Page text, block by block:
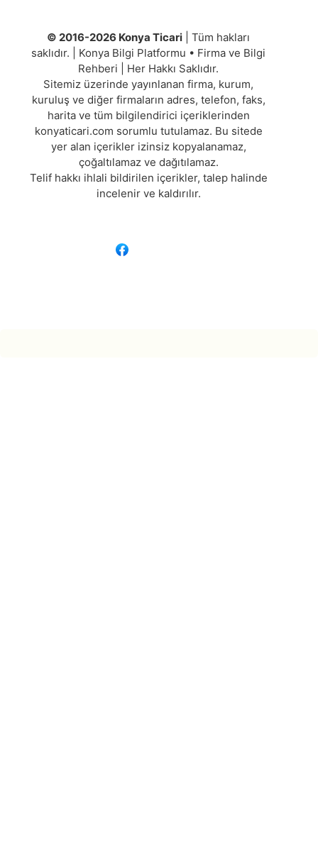
© 2016-2026 Konya Ticari | Tüm hakları
saklıdır. | Konya Bilgi Platformu • Firma ve Bilgi
Rehberi | Her Hakkı Saklıdır.
Sitemiz üzerinde yayınlanan firma, kurum,
kuruluş ve diğer firmaların adres, telefon, faks,
harita ve tüm bilgilendirici içeriklerinden
konyaticari.com sorumlu tutulamaz. Bu sitede
yer alan içerikler izinsiz kopyalanamaz,
çoğaltılamaz ve dağıtılamaz.
Telif hakkı ihlali bildirilen içerikler, talep halinde
incelenir ve kaldırılır.